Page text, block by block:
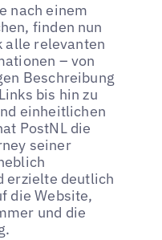
nach einem
finden nun
alle relevanten
– von
Beschreibung
bis hin zu
einheitlichen
PostNL die
seiner
erzielte deutlich
die Website,
und die